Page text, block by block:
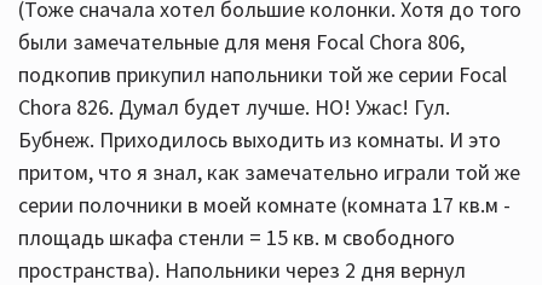
(Тоже сначала хотел большие колонки. Хотя до того
были замечательные для меня Focal Chora 806,
подкопив прикупил напольники той же серии Focal
Chora 826. Думал будет лучше. НО! Ужас! Гул.
Бубнеж. Приходилось выходить из комнаты. И это
притом, что я знал, как замечательно играли той же
серии полочники в моей комнате (комната 17 кв.м -
площадь шкафа стенли = 15 кв. м свободного
пространства). Напольники через 2 дня вернул